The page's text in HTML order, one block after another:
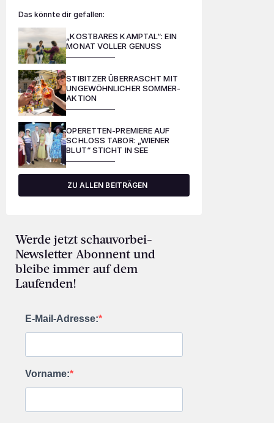
Das könnte dir gefallen:
„KOSTBARES KAMPTAL“: EIN
MONAT VOLLER GENUSS
STIBITZER ÜBERRASCHT MIT
UNGEWÖHNLICHER SOMMER-
AKTION
OPERETTEN-PREMIERE AUF
SCHLOSS TABOR: „WIENER
BLUT“ STICHT IN SEE
ZU ALLEN BEITRÄGEN
Werde jetzt schauvorbei-
Newsletter Abonnent und
bleibe immer auf dem
Laufenden!
E-Mail-Adresse:
Vorname: